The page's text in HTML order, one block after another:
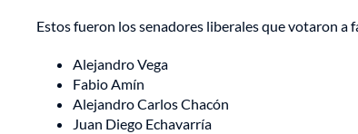
Estos fueron los senadores liberales que votaron a
Alejandro Vega
Fabio Amín
Alejandro Carlos Chacón
Juan Diego Echavarría